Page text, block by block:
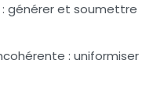
: générer et soumettre
: uniformiser